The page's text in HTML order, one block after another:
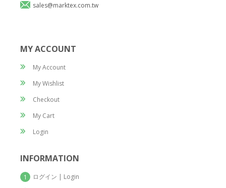
sales@marktex.com.tw
MY ACCOUNT
My Account
My Wishlist
Checkout
My Cart
Login
INFORMATION
1
ログイン | Login